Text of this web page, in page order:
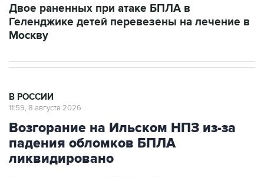
Двое раненных при атаке БПЛА в
Геленджике детей перевезены на лечение в
Москву
В РОССИИ
11:59, 8 августа 2026
Возгорание на Ильском НПЗ из-за
падения обломков БПЛА
ликвидировано